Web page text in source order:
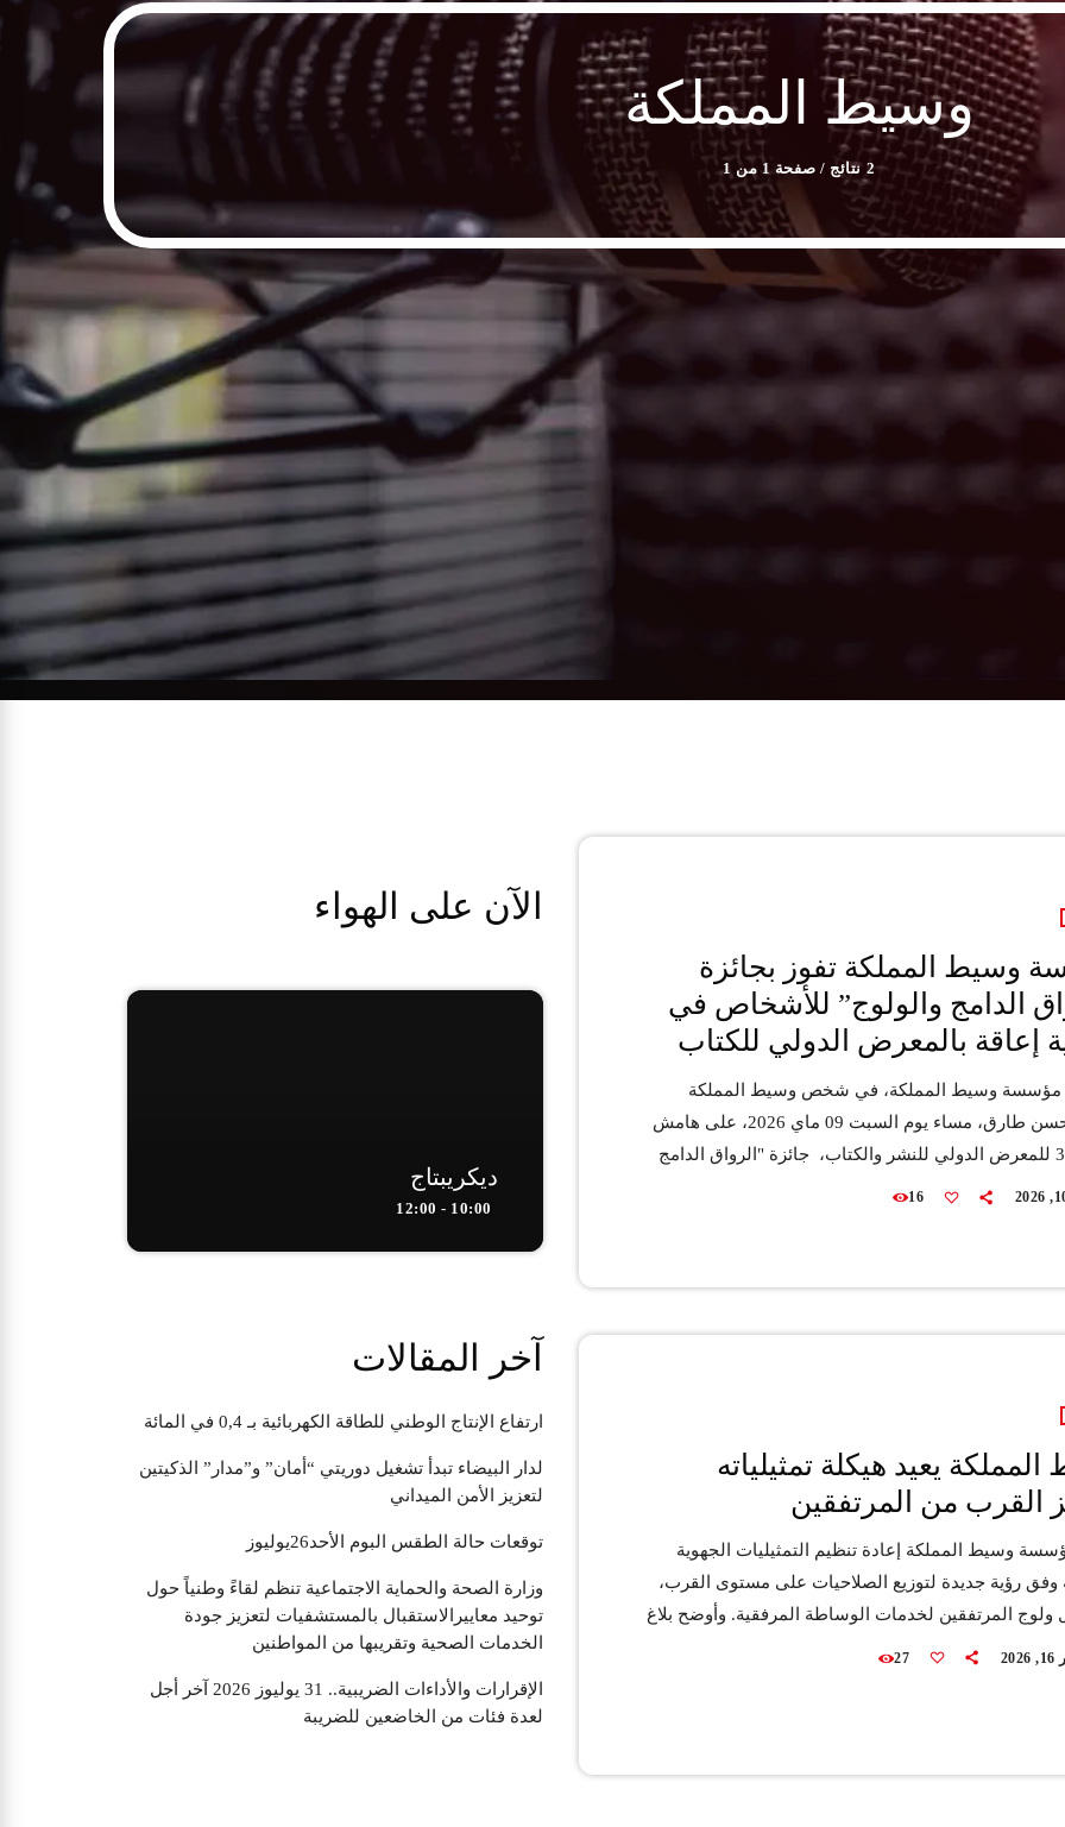
وسيط المملكة
2 نتائج / صفحة 1 من 1
وسيط المملكة تفوز بجائزة
الدامج والولوج” للأشخاص في
بالمعرض الدولي للكتاب
وسيط المملكة، في شخص وسيط المملكة
الأستاذ حسن طارق، مساء يوم السبت 09 ماي 2026، على هامش
الدورة 31 للمعرض الدولي للنشر والكتاب، جائزة "الرواق الدامج
في نسختها العاشرة، وذلك خلال حفل نظمته وزارة
16
يعيد هيكلة تمثيلياته
القرب من المرتفقين
وسيط المملكة إعادة تنظيم التمثيليات الجهوية
وفق رؤية جديدة لتوزيع الصلاحيات على مستوى القرب،
ولوج المرتفقين لخدمات الوساطة المرفقية. وأوضح بلاغ
أن هذا القرار يأتي "انطلاقا من ارتباط فعالية ونجاعة
يوجد في قمة هذه الشروط المرجعية"، وكذا […]
27
الآن على الهواء
ديكريبتاج
10:00 - 12:00
آخر المقالات
ارتفاع الإنتاج الوطني للطاقة الكهربائية بـ 0,4 في المائة
لدار البيضاء تبدأ تشغيل دوريتي “أمان” و”مدار” الذكيتين
لتعزيز الأمن الميداني
توقعات حالة الطقس البوم الأحد26يوليوز
وزارة الصحة والحماية الاجتماعية تنظم لقاءً وطنياً حول
توحيد معاييرالاستقبال بالمستشفيات لتعزيز جودة
الخدمات الصحية وتقريبها من المواطنين
الإقرارات والأداءات الضريبية.. 31 يوليوز 2026 آخر أجل
لعدة فئات من الخاضعين للضريبة